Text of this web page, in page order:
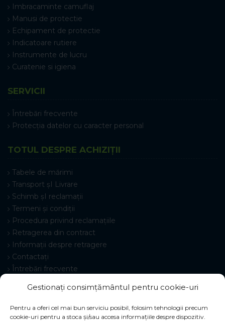
Gestionați consimțământul pentru cookie-uri
Pentru a oferi cel mai bun serviciu posibil, folosim tehnologii precum
cookie-uri pentru a stoca și/sau accesa informațiile despre dispozitiv.
Imbracaminte camuflaj
Manusi de protectie
Echipament de protectie
Indicatoare rutiere
Instrumente de lucru
Curatenie si igiena
SERVICII
Întrebări frecvente
Protecția datelor cu caracter personal
TOTUL DESPRE ACHIZIȚII
Tabele de mărimi
Transport șI Livrare
Schimb șI reclamații
Termeni și condiții
Procedura privind reclamațiile
Retragerea din contract
Informații despre retragere
Contactați
Întrebări frecvente